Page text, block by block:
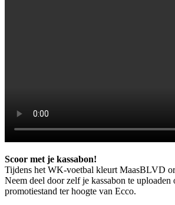
Scoor met je kassabon!
Tijdens het WK-voetbal kleurt MaasBLVD
Neem deel door zelf je kassabon te
promotiestand ter hoogte van Ecco.